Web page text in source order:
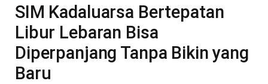
SIM Kadaluarsa Bertepatan
Libur Lebaran Bisa
Diperpanjang Tanpa Bikin yang
Baru